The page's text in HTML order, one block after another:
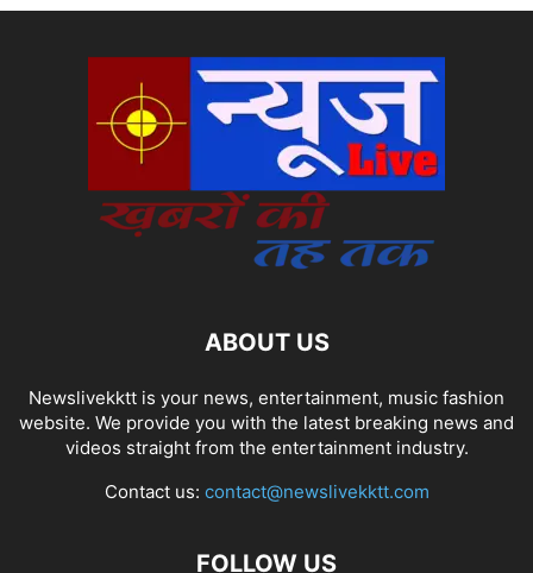
ABOUT US
Newslivekktt is your news, entertainment, music fashion
website. We provide you with the latest breaking news and
videos straight from the entertainment industry.
Contact us: contact@newslivekktt.com
FOLLOW US